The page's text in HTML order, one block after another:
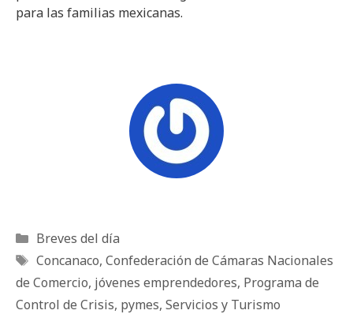
para las familias mexicanas.
Categorías
Breves del día
Etiquetas
Concanaco, Confederación de Cámaras Nacionales
de Comercio, jóvenes emprendedores, Programa de
Control de Crisis, pymes, Servicios y Turismo